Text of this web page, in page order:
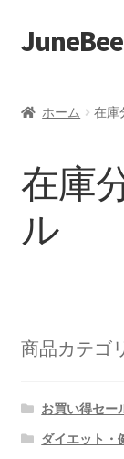
ナ
ビ
ー
ン
へ
ス
キ
コ
ン
ン
ス
キ
ッ
プ
カート
マイアカウント
ホーム 在庫
在庫
ル
商品カテゴ
お買い得セー
ダイエット